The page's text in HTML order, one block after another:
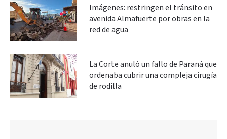
Imágenes: restringen el tránsito en
avenida Almafuerte por obras en la
red de agua
La Corte anuló un fallo de Paraná que
ordenaba cubrir una compleja cirugía
de rodilla